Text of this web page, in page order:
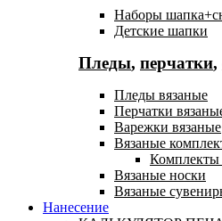
Наборы
Детские шапки
Пледы, перчатки,
Пледы вязаные
Перчатки
Варежки вязаные
Вязаные
Комплекты
Вязаные носки
Вязаные
Нанесение